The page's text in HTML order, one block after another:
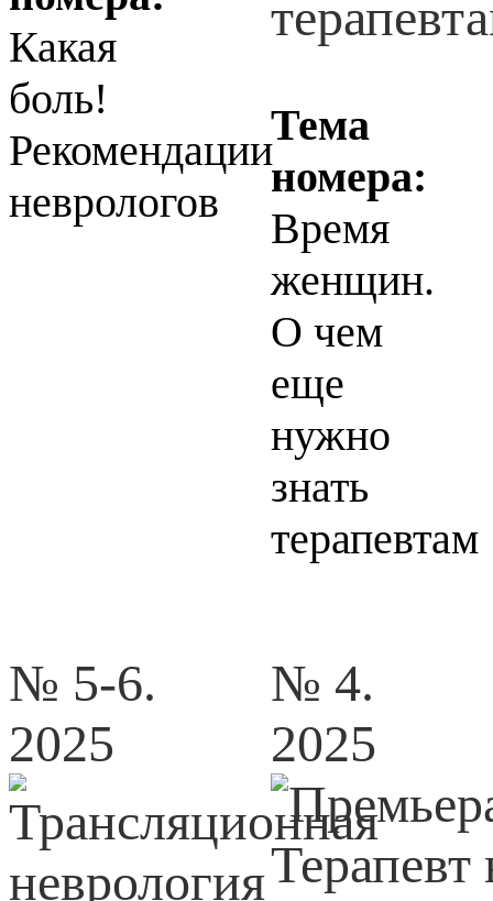
Какая
боль!
Рекомендации
неврологов
Тема
номера:
Время
женщин.
О чем
еще
нужно
знать
терапевтам
№ 5-6.
2025
№ 4.
2025